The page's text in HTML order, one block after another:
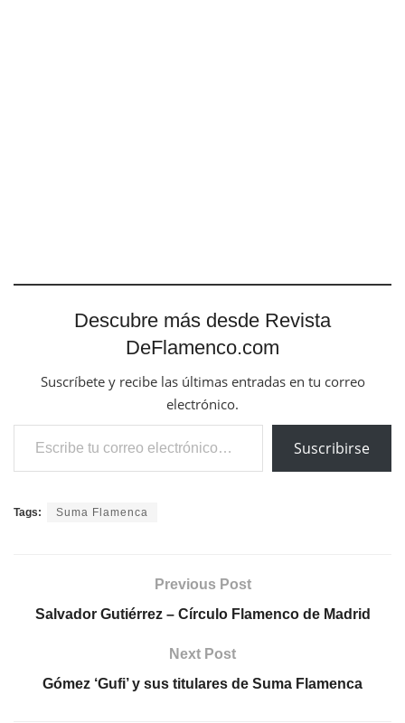
Descubre más desde Revista
DeFlamenco.com
Suscríbete y recibe las últimas entradas en tu correo
electrónico.
Escribe tu correo electrónico…
Suscribirse
Tags: Suma Flamenca
Previous Post
Salvador Gutiérrez – Círculo Flamenco de Madrid
Next Post
Gómez ‘Gufi’ y sus titulares de Suma Flamenca